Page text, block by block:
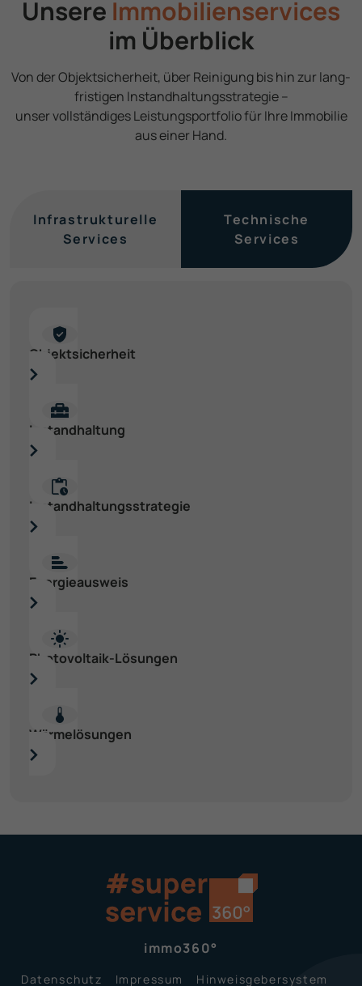
Unsere Immobilien­services
im Überblick
Von der Objekt­sicherheit, über Reinigung bis hin zur lang­
fristigen Instand­haltungs­strategie –
unser voll­ständiges Leistungs­portfolio für Ihre Immobilie
aus einer Hand.
Infra­strukturelle
Services
Technische
Services
Objekt­sicherheit
Instand­haltung
Instand­haltungs­strategie
Energie­ausweis
Photovoltaik-Lösungen
Wärme­lösungen
immo360°
Datenschutz Impressum Hinweisgeber­system